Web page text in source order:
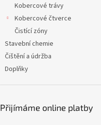
Kobercové trávy
Kobercové čtverce
Čistící zóny
Stavební chemie
Čištění a údržba
Doplňky
Přijímáme online platby